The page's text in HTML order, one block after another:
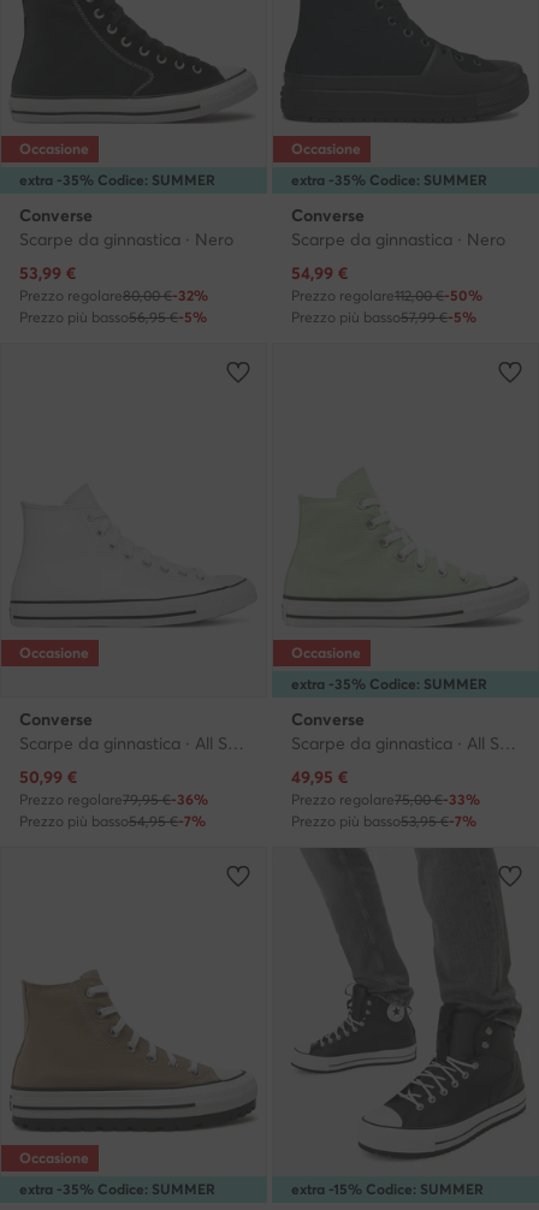
extra -35% Codice: SUMMER
Occasione
Converse
Scarpe da ginnastica · Nero
Prezzo attuale
53,99 €
Prezzo regolare80,00 €-32%
Prezzo più basso56,95 €-5%
extra -35% Codice: SUMMER
Occasione
Converse
Scarpe da ginnastica · Nero
Prezzo attuale
54,99 €
Prezzo regolare112,00 €-50%
Prezzo più basso57,99 €-5%
Occasione
Converse
Scarpe da ginnastica · All Star · Bianco
Prezzo attuale
50,99 €
Prezzo regolare79,95 €-36%
Prezzo più basso54,95 €-7%
extra -35% Codice: SUMMER
Occasione
Converse
Scarpe da ginnastica · All Star · Verde
Prezzo attuale
49,95 €
Prezzo regolare75,00 €-33%
Prezzo più basso53,95 €-7%
extra -35% Codice: SUMMER
Occasione
extra -15% Codice: SUMMER